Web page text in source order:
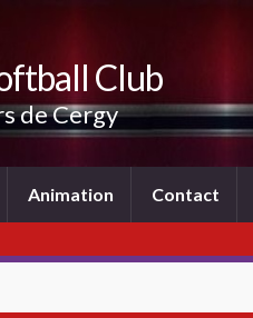
Club
de Cergy
Animation Contact